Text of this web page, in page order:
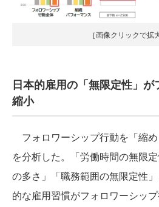
［画像クリックで拡
日本的雇用の「無限定性」
縮小
フォロワーシップ行動を「縮
を分析した。「労働時間の無限
の多さ」「職務範囲の無限定性
的な雇用習慣がフォロワーシッ